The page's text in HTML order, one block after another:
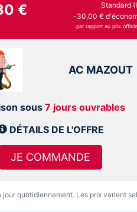
€
Standard
-30,00 €
par rapport au prix
AC MAZOUT
sous7 jours ouvrables
DÉTAILS DE L'OFFRE
JE COMMANDE
jour quotidiennement. Les prix varient